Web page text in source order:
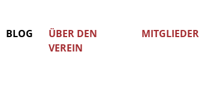
BLOG
ÜBER DEN
VEREIN
MITGLIEDER